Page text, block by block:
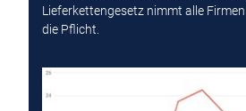
Lieferkettengesetz nimmt alle
die Pflicht.